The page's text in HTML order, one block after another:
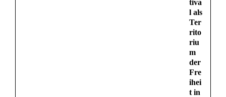
tiva
l als
Ter
rito
riu
m
der
Fre
ihei
t in